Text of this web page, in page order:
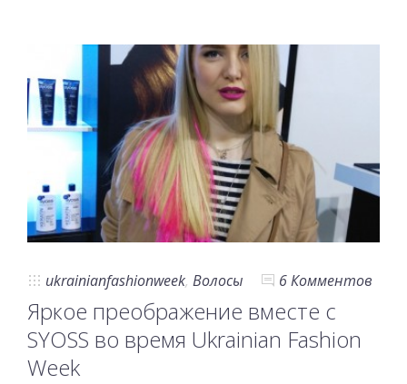
ukrainianfashionweek, Волосы 6 Комментов
Яркое преображение вместе с
SYOSS во время Ukrainian Fashion
Week